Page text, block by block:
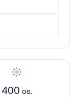
400os.